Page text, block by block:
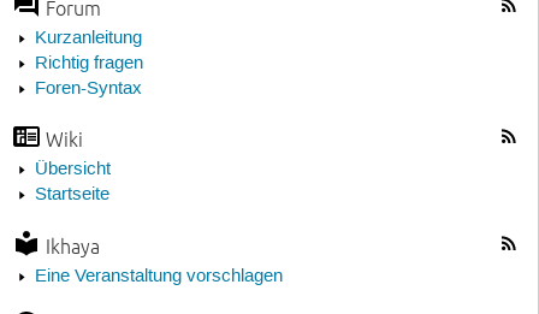
Forum
Kurzanleitung
Richtig fragen
Foren-Syntax
Wiki
Übersicht
Startseite
Ikhaya
Eine Veranstaltung vorschlagen